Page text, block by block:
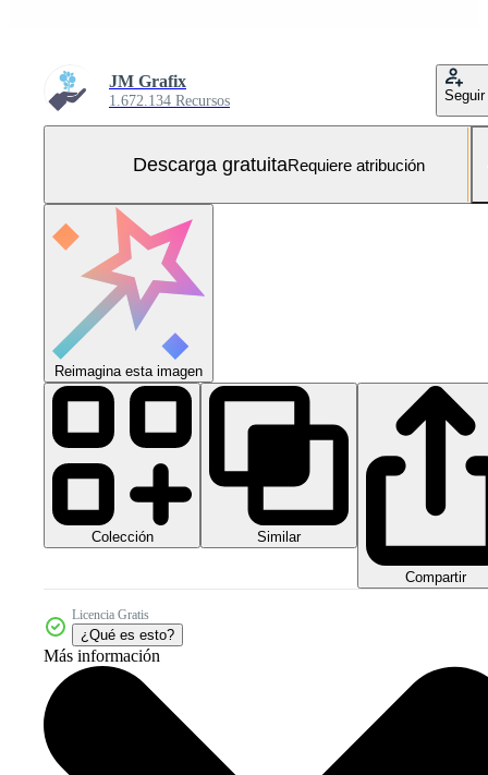
JM Grafix
1.672.134 Recursos Seguir
Descarga gratuitaRequiere atribución
Reimagina esta imagen
Colección Similar
Compartir
Licencia Gratis
¿Qué es esto?
Más información